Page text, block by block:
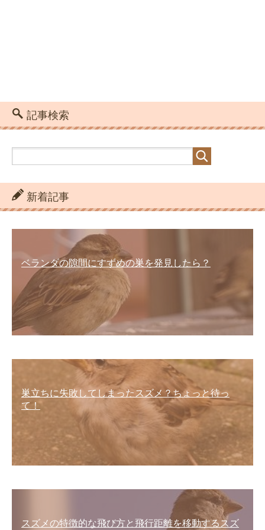
記事検索
新着記事
ベランダの隙間にすずめの巣を発見したら？
巣立ちに失敗してしまったスズメ？ちょっと待っ
て！
スズメの特徴的な飛び方と飛行距離を移動するスズ